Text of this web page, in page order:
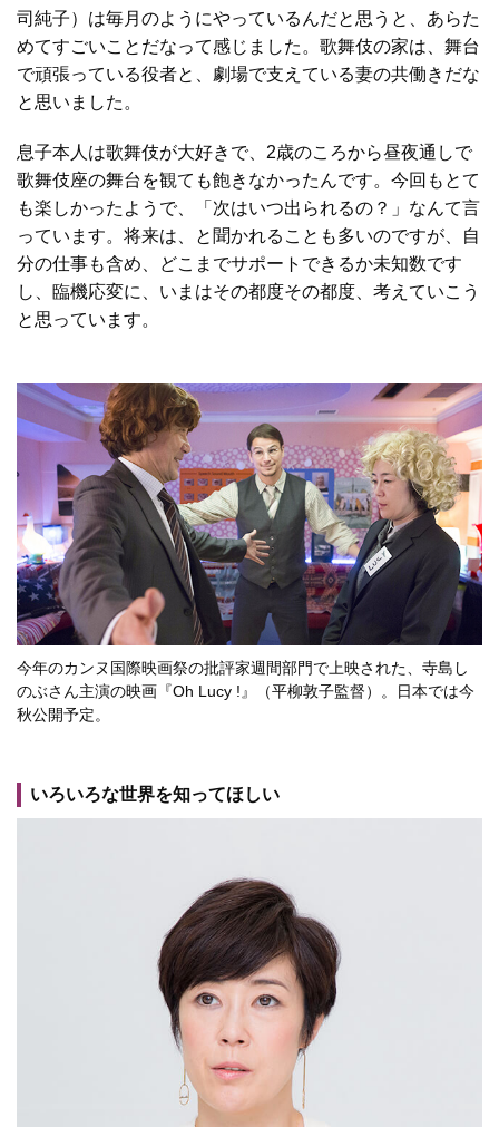
司純子）は毎月のようにやっているんだと思うと、あらた
めてすごいことだなって感じました。歌舞伎の家は、舞台
で頑張っている役者と、劇場で支えている妻の共働きだな
と思いました。
息子本人は歌舞伎が大好きで、2歳のころから昼夜通しで
歌舞伎座の舞台を観ても飽きなかったんです。今回もとて
も楽しかったようで、「次はいつ出られるの？」なんて言
っています。将来は、と聞かれることも多いのですが、自
分の仕事も含め、どこまでサポートできるか未知数です
し、臨機応変に、いまはその都度その都度、考えていこう
と思っています。
今年のカンヌ国際映画祭の批評家週間部門で上映された、寺島し
のぶさん主演の映画『Oh Lucy !』（平柳敦子監督）。日本では今
秋公開予定。
いろいろな世界を知ってほしい